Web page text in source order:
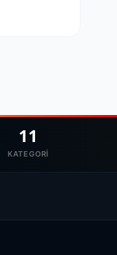
11
KATEGORI